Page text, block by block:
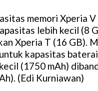
memori Xperia
lebih kecil (8
Xperia T (16 GB).
kapasitas
(1750 mAh)
(Edi Kurniawan)